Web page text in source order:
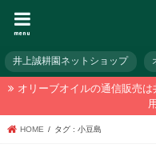
menu
井上誠耕園ネットショップ
オリーブオイルの通信販売
HOME タグ : 小豆島